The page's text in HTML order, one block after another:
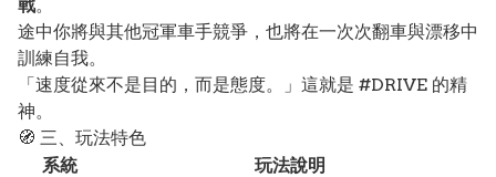
戰。
途中你將與其他冠軍車手競爭，也將在一次次翻車與漂移中
訓練自我。
「速度從來不是目的，而是態度。」這就是 #DRIVE 的精
神。
🧭 三、玩法特色
系統
玩法說明